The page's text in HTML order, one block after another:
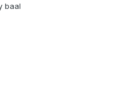
jednak opłacalna jest
ze względu na
obrażeń]
Inteligencja
baal